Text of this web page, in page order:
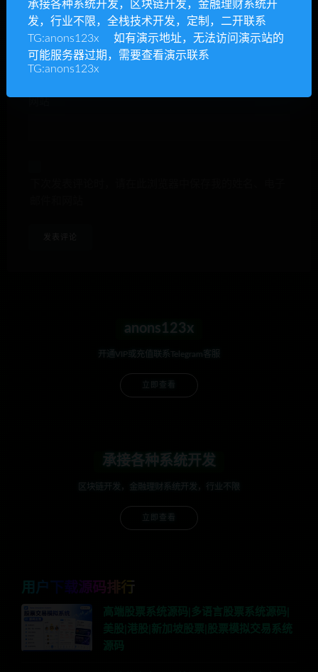
E-mail*
anons123x
开通VIP或充值联系Telegram客服
承接各种系统开发
区块链开发，金融理财系统开发，行业不限
用户下载源码排行
高端股票系统源码|多语言股票系统源码|
美股|港股|新加坡股票|股票模拟交易系统
源码
承接各种系统开发，区块链开发，金融理财系统开
发，行业不限，全栈技术开发，定制，二开联系
TG:anons123x 如有演示地址，无法访问演示站的
可能服务器过期，需要查看演示联系
TG:anons123x